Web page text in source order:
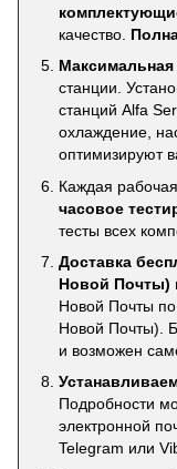
качество.
станции.
станций Alfa
охлаждение,
оптимизируют
Каждая
часовое
тесты всех
Доставка
Новой Почты)
Новой Почты
Новой Почты).
и возможен
Подробности
электронной
Telegram или